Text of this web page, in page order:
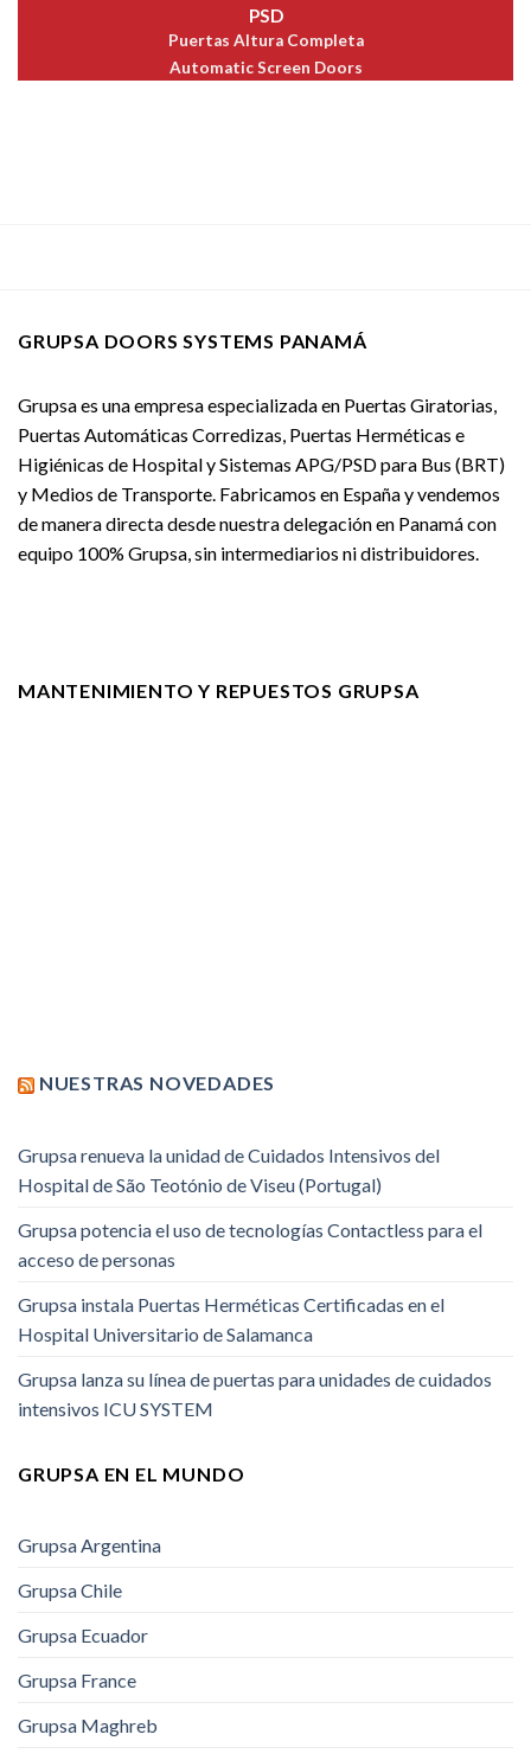
PSD
Puertas Altura Completa
Automatic Screen Doors
GRUPSA DOORS SYSTEMS PANAMÁ
Grupsa es una empresa especializada en Puertas Giratorias,
Puertas Automáticas Corredizas, Puertas Herméticas e
Higiénicas de Hospital y Sistemas APG/PSD para Bus (BRT)
y Medios de Transporte. Fabricamos en España y vendemos
de manera directa desde nuestra delegación en Panamá con
equipo 100% Grupsa, sin intermediarios ni distribuidores.
MANTENIMIENTO Y REPUESTOS GRUPSA
NUESTRAS NOVEDADES
Grupsa renueva la unidad de Cuidados Intensivos del
Hospital de São Teotónio de Viseu (Portugal)
Grupsa potencia el uso de tecnologías Contactless para el
acceso de personas
Grupsa instala Puertas Herméticas Certificadas en el
Hospital Universitario de Salamanca
Grupsa lanza su línea de puertas para unidades de cuidados
intensivos ICU SYSTEM
GRUPSA EN EL MUNDO
Grupsa Argentina
Grupsa Chile
Grupsa Ecuador
Grupsa France
Grupsa Maghreb